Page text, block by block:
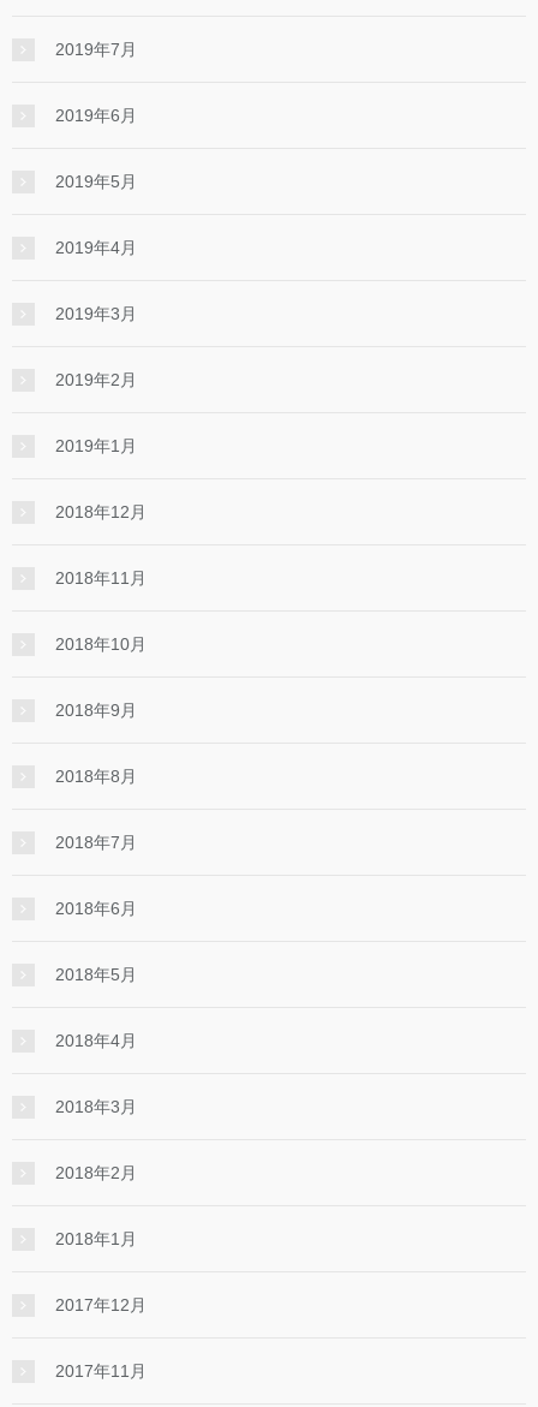
2019年7月
2019年6月
2019年5月
2019年4月
2019年3月
2019年2月
2019年1月
2018年12月
2018年11月
2018年10月
2018年9月
2018年8月
2018年7月
2018年6月
2018年5月
2018年4月
2018年3月
2018年2月
2018年1月
2017年12月
2017年11月